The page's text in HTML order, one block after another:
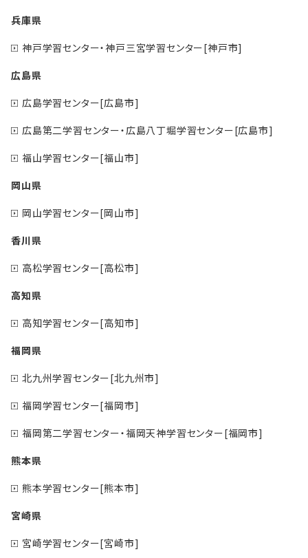
兵庫県
神戸学習センター・神戸三宮学習センター[神戸市]
広島県
広島学習センター[広島市]
広島第二学習センター・広島八丁堀学習センター[広島市]
福山学習センター[福山市]
岡山県
岡山学習センター[岡山市]
香川県
高松学習センター[高松市]
高知県
高知学習センター[高知市]
福岡県
北九州学習センター[北九州市]
福岡学習センター[福岡市]
福岡第二学習センター・福岡天神学習センター[福岡市]
熊本県
熊本学習センター[熊本市]
宮崎県
宮崎学習センター[宮崎市]